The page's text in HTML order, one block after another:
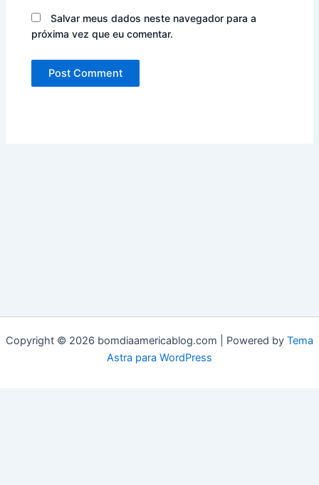
Salvar meus dados neste navegador para a
próxima vez que eu comentar.
Copyright © 2026 bomdiaamericablog.com | Powered by Tema
Astra para WordPress